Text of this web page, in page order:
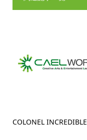
COLONEL INCREDIBLE